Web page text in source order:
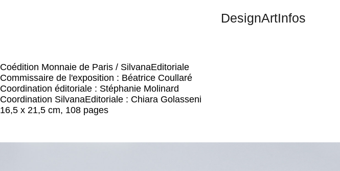
DesignArtInfos
Coédition Monnaie de Paris / SilvanaEditoriale
Commissaire de l'exposition : Béatrice Coullaré
Coordination éditoriale : Stéphanie Molinard
Coordination SilvanaEditoriale : Chiara Golasseni
16,5 x 21,5 cm, 108 pages